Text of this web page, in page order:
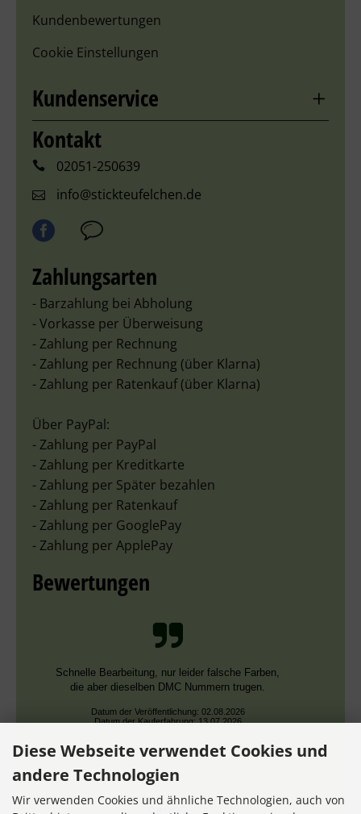
Kundenbewertungen
Cookie Einstellungen
Kundenservice
Kontakt
02051-250639
info@stickteufelchen.de
Zahlungsarten
- Barzahlung bei Abholung
- Vorkasse per Überweisung
- Zahlung per Rechnung
- Zahlung per Rechnung (über Klarna)
- Zahlung per Ratenkauf (über Klarna)
Über PayPal:
- Zahlung per PayPal
- Zahlung per Kreditkarte
- Zahlung per Später bezahlen
- Zahlung per Ratenkauf
- Zahlung per GooglePay
- Zahlung per ApplePay
Bewertungen
Schnelle Bearbeitung, nur leider falsche Farben,
die aber dieselben DMC Nummern trugen.
Datum der Veröffentlichung: 02.08.2026
Datum der Kauferfahrung: 13.07.2026
Diese Webseite verwendet Cookies und
andere Technologien
Wir verwenden Cookies und ähnliche Technologien, auch von